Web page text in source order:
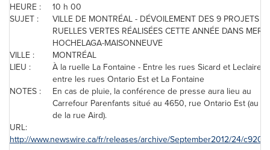
HEURE :
10 h 00
SUJET :
VILLE DE MONTRÉAL - DÉVOILEMENT DES 9 PROJETS
RUELLES VERTES RÉALISÉES CETTE ANNÉE DANS
HOCHELAGA-MAISONNEUVE
VILLE :
MONTRÉAL
LIEU :
À la ruelle La Fontaine - Entre les rues Sicard et Leclaire,
entre les rues Ontario Est et La Fontaine
NOTES :
En cas de pluie, la conférence de presse aura lieu au
Carrefour Parenfants situé au 4650, rue Ontario Est (au
de la rue Aird).
URL:
http://www.newswire.ca/fr/releases/archive/September2012/24/